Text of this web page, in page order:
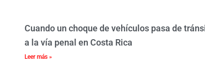
Cuando un choque de vehículos pasa de
a la vía penal en Costa Rica
Leer más »